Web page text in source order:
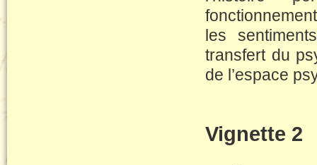
les
transfert du
de l’espace
Vignette 2